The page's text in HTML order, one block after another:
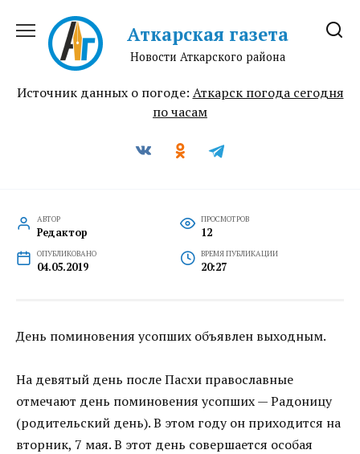
содержанию
Аткарская газета
Новости Аткарского района
Источник данных о погоде: Аткарск погода сегодня
по часам
АВТОР
Редактор
ПРОСМОТРОВ
12
ОПУБЛИКОВАНО
04.05.2019
ВРЕМЯ ПУБЛИКАЦИИ
20:27
День поминовения усопших объявлен выходным.
На девятый день после Пасхи православные
отмечают день поминовения усопших — Радоницу
(родительский день). В этом году он приходится на
вторник, 7 мая. В этот день совершается особая